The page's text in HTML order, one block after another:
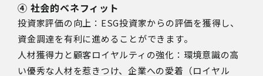
④ 社会的ベネフィット
投資家評価の向上：ESG投資家からの評価を獲得し、
資金調達を有利に進めることができます。
人材獲得力と顧客ロイヤルティの強化：環境意識の高
い優秀な人材を惹きつけ、企業への愛着（ロイヤル